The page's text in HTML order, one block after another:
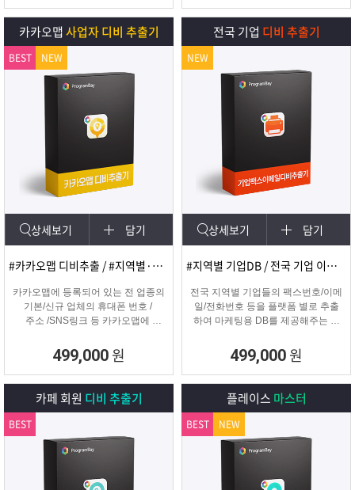
카카오맵사업자 디비 추출기
상세보기 담기
#카카오맵 디비추출 / #지역별·키워드별 DB 추출
카카오맵에 등록되어 있는 전 업종의
기본/신규 업체의 휴대폰 번호 /
주소 /SNS링크 등 카카오맵에
수집하는 DB추출 프로그램
499,000 원
BEST NEW
전국 기업 디비 추출기
상세보기 담기
#지역별 기업DB / 전국 기업 이메일 및 팩스
전국 지역별 기업들의 팩스번호/이메
일/전화번호 등을 플랫폼 별로 추출
하여 마케팅용 DB를 제공해주는 프
499,000 원
NEW
카페 회원 디비 추출기
BEST
플레이스 마스터
BEST NEW